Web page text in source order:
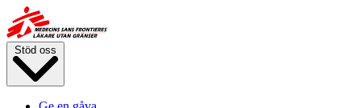
Hoppa
till
huvudinnehåll
Stöd oss